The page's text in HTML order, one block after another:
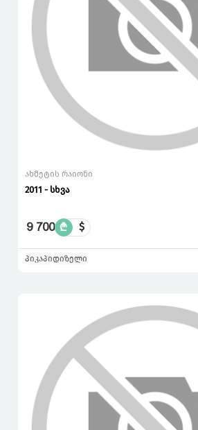
ახმეტის რაიონი
2011 - სხვა
9 700 ₾ $
პიკაპიდიზელი